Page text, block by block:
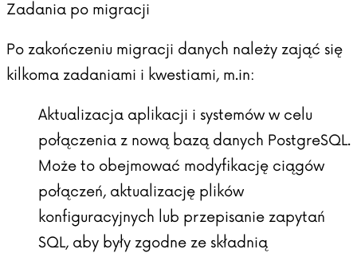
Zadania po migracji
Po zakończeniu migracji danych należy zająć się
kilkoma zadaniami i kwestiami, m.in:
Aktualizacja aplikacji i systemów w celu
połączenia z nową bazą danych PostgreSQL.
Może to obejmować modyfikację ciągów
połączeń, aktualizację plików
konfiguracyjnych lub przepisanie zapytań
SQL, aby były zgodne ze składnią